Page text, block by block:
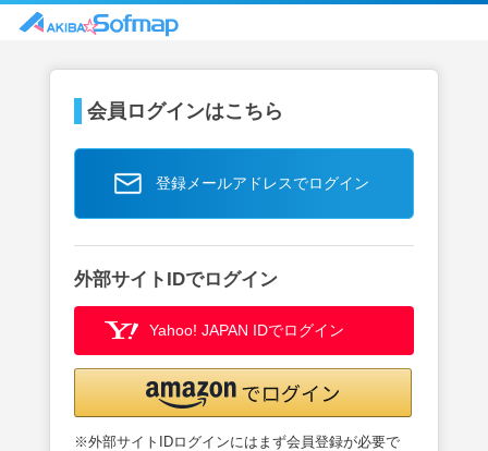
会員ログインはこちら
登録メールアドレスでログイン
外部サイトIDでログイン
Yahoo! JAPAN IDでログイン
※外部サイトIDログインにはまず会員登録が必要で